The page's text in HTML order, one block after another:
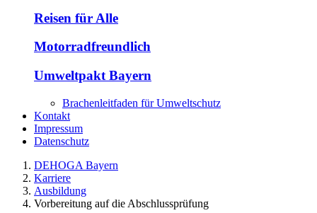
Reisen für Alle
Motorradfreundlich
Umweltpakt Bayern
Brachenleitfaden für Umweltschutz
Kontakt
Impressum
Datenschutz
DEHOGA Bayern
Karriere
Ausbildung
Vorbereitung auf die Abschlussprüfung